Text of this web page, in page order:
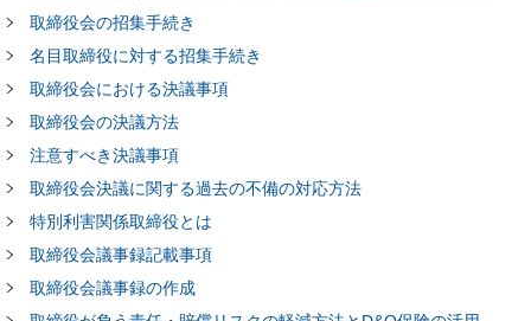
取締役会の招集手続き
名目取締役に対する招集手続き
取締役会における決議事項
取締役会の決議方法
注意すべき決議事項
取締役会決議に関する過去の不備の対応方法
特別利害関係取締役とは
取締役会議事録記載事項
取締役会議事録の作成